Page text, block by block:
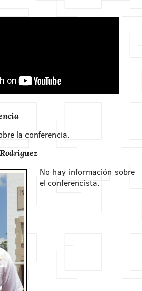
la conferencia.
No hay información sobre
el conferencista.